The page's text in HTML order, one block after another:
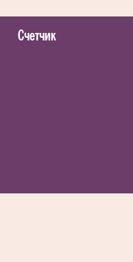
Счетчик